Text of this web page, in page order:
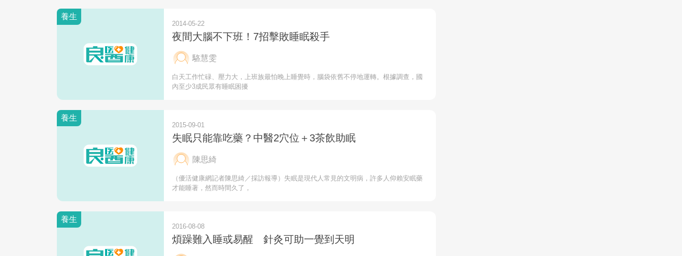
養生
2014-05-22
夜間大腦不下班！7招擊敗睡眠殺手
駱慧雯
白天工作忙碌、壓力大，上班族最怕晚上睡覺時，腦袋依舊不停地運轉。根據調查，國
內至少3成民眾有睡眠困擾
養生
2015-09-01
失眠只能靠吃藥？中醫2穴位＋3茶飲助眠
陳思綺
（優活健康網記者陳思綺／採訪報導）失眠是現代人常見的文明病，許多人仰賴安眠藥
才能睡著，然而時間久了，
養生
2016-08-08
煩躁難入睡或易醒 針灸可助一覺到天明